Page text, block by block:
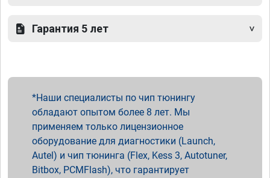
Гарантия 5 лет
Наши специалисты по чип тюнингу
обладают опытом более 8 лет. Мы
применяем только лицензионное
оборудование для диагностики (Launch,
Autel) и чип тюнинга (Flex, Kess 3, Autotuner,
Bitbox, PCMFlash), что гарантирует